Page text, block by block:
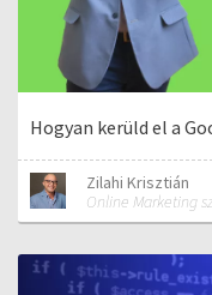
Hogyan kerüld el a
Zilahi Krisztián
Online Marketing